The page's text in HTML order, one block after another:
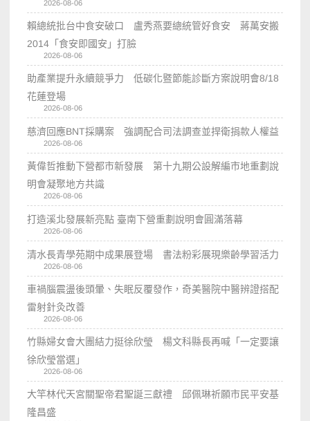
2026-08-06
賴總統批台中食安破口 盧秀燕要總統管好食安 蔣萬安搬
2014「食安即國安」打臉
2026-08-06
助產業提升永續競爭力 低碳化暨節能診斷方案說明會8/18
花蓮登場
2026-08-06
慈濟回應BNT採購案 強調配合司法調查並捍衛捐款人權益
2026-08-06
黃偉哲推動下營都市新發展 第十九期公設解編市地重劃說
明會凝聚地方共識
2026-08-06
打造溪北發展新亮點 臺南下營重劃說明會圓滿落幕
2026-08-06
清水長青學苑期中成果展登場 書法粉彩展現樂齡學習活力
2026-08-06
車禍腦震盪後頭暈、失眠反覆發作，奇美醫院中醫辨證搭配
雷射針灸改善
2026-08-06
竹縣婦女會大團結力挺徐欣瑩 楊文科縣長再喊「一定要讓
徐欣瑩當選」
2026-08-06
大竿林代天宮關聖帝君聖誕三獻禮 邱佩琳祈願市民平安基
隆昌盛